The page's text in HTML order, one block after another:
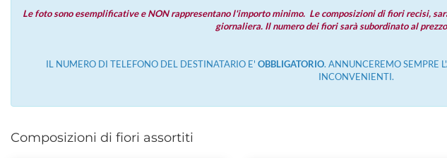
Le foto sono esemplificative e NON rappresentano l'importo minimo. Le composizioni di fiori recisi,
giornaliera. Il numero dei fiori sarà subordinato al
IL NUMERO DI TELEFONO DEL DESTINATARIO E' OBBLIGATORIO. ANNUNCEREMO SEMPRE
INCONVENIENTI.
Composizioni di fiori assortiti